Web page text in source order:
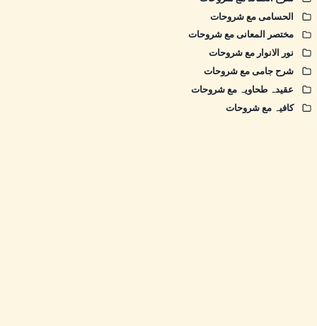
الحسامی مع شروحات
مختصر المعانی مع شروحات
نور الانوار مع شروحات
شرح جامی مع شروحات
عقیدہ طحاویہ مع شروحات
کافیہ مع شروحات